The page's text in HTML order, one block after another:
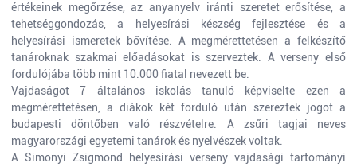
értékeinek megőrzése, az anyanyelv iránti szeretet erősítése, a
tehetséggondozás, a helyesírási készség fejlesztése és a
helyesírási ismeretek bővítése. A megmérettetésen a felkészítő
tanároknak szakmai előadásokat is szerveztek. A verseny első
fordulójába több mint 10.000 fiatal nevezett be.
Vajdaságot 7 általános iskolás tanuló képviselte ezen a
megmérettetésen, a diákok két forduló után szereztek jogot a
budapesti döntőben való részvételre. A zsűri tagjai neves
magyarországi egyetemi tanárok és nyelvészek voltak.
A Simonyi Zsigmond helyesírási verseny vajdasági tartományi